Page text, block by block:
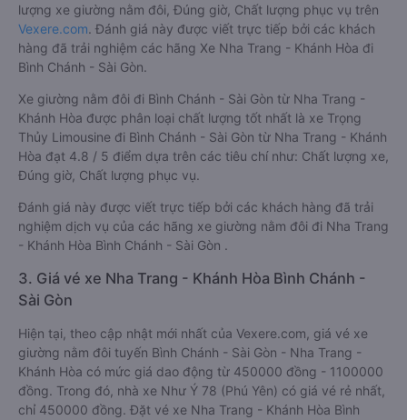
lượng xe giường nằm đôi, Đúng giờ, Chất lượng phục vụ trên
Vexere.com. Đánh giá này được viết trực tiếp bởi các khách
hàng đã trải nghiệm các hãng Xe Nha Trang - Khánh Hòa đi
Bình Chánh - Sài Gòn.
Xe giường nằm đôi đi Bình Chánh - Sài Gòn từ Nha Trang -
Khánh Hòa được phân loại chất lượng tốt nhất là xe Trọng
Thủy Limousine đi Bình Chánh - Sài Gòn từ Nha Trang - Khánh
Hòa đạt 4.8 / 5 điểm dựa trên các tiêu chí như: Chất lượng xe,
Đúng giờ, Chất lượng phục vụ.
Đánh giá này được viết trực tiếp bởi các khách hàng đã trải
nghiệm dịch vụ của các hãng xe giường nằm đôi đi Nha Trang
- Khánh Hòa Bình Chánh - Sài Gòn .
3. Giá vé xe Nha Trang - Khánh Hòa Bình Chánh -
Sài Gòn
Hiện tại, theo cập nhật mới nhất của Vexere.com, giá vé xe
giường nằm đôi tuyến Bình Chánh - Sài Gòn - Nha Trang -
Khánh Hòa có mức giá dao động từ 450000 đồng - 1100000
đồng. Trong đó, nhà xe Như Ý 78 (Phú Yên) có giá vé rẻ nhất,
chỉ 450000 đồng. Đặt vé xe Nha Trang - Khánh Hòa Bình